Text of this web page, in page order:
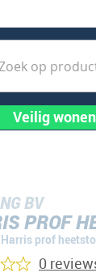
Veilig wonen
BV
PROF
Harris prof
0